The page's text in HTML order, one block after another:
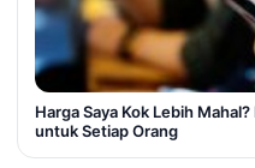
Harga Saya Kok Lebih
untuk Setiap Orang